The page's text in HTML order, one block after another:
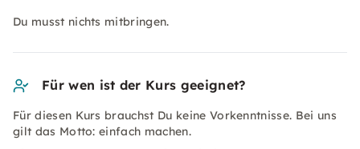
Du musst nichts mitbringen.
Für wen ist der Kurs geeignet?
Für diesen Kurs brauchst Du keine Vorkenntnisse. Bei uns
gilt das Motto: einfach machen.